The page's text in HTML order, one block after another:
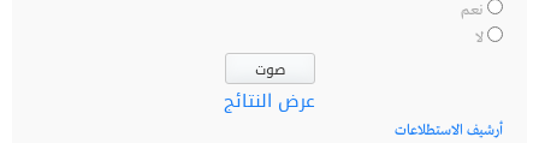
نعم
لا
عرض النتائج
أرشيف الاستطلاعات